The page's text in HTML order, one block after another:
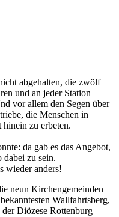
abgehalten, die zwölf
und an jeder Station
vor allem den Segen über
die Menschen in
zu erbeten.
da gab es das Angebot,
zu sein.
wieder anders!
neun Kirchengemeinden
Wallfahrtsberg,
Diözese Rottenburg